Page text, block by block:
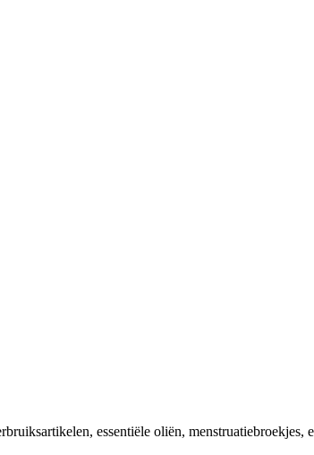
essentiële oliën, menstruatiebroekjes,